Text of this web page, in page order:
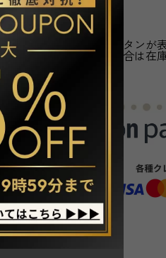
※「カートに入れる」ボタンが
カートに入れられない場合は在